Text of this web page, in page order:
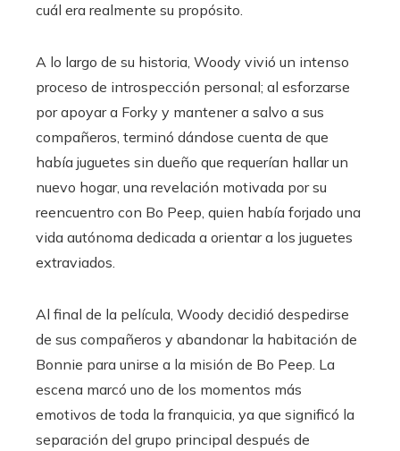
cuál era realmente su propósito.
A lo largo de su historia, Woody vivió un intenso
proceso de introspección personal; al esforzarse
por apoyar a Forky y mantener a salvo a sus
compañeros, terminó dándose cuenta de que
había juguetes sin dueño que requerían hallar un
nuevo hogar, una revelación motivada por su
reencuentro con Bo Peep, quien había forjado una
vida autónoma dedicada a orientar a los juguetes
extraviados.
Al final de la película, Woody decidió despedirse
de sus compañeros y abandonar la habitación de
Bonnie para unirse a la misión de Bo Peep. La
escena marcó uno de los momentos más
emotivos de toda la franquicia, ya que significó la
separación del grupo principal después de